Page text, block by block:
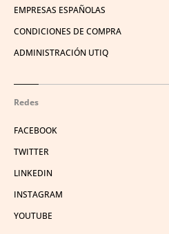
EMPRESAS ESPAÑOLAS
CONDICIONES DE COMPRA
ADMINISTRACIÓN UTIQ
Redes
FACEBOOK
TWITTER
LINKEDIN
INSTAGRAM
YOUTUBE